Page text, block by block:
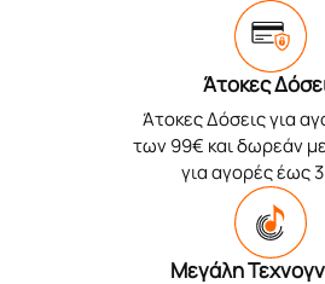
Άτοκες
Άτοκες Δόσεις για
των 99€ και δωρεάν
για αγορές έως
Μεγάλη